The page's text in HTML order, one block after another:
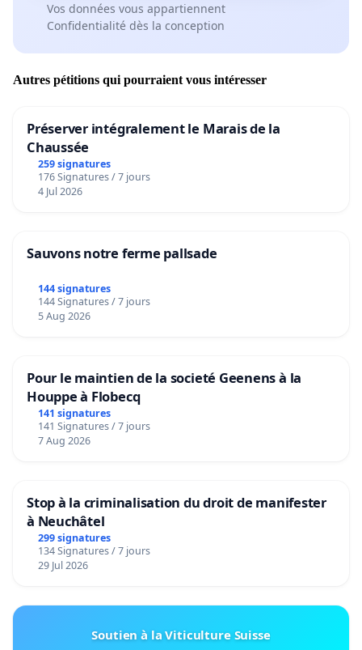
Vos données vous appartiennent
Confidentialité dès la conception
Autres pétitions qui pourraient vous intéresser
Préserver intégralement le Marais de la
Chaussée
259 signatures
176 Signatures / 7 jours
4 Jul 2026
Sauvons notre ferme pallsade
144 signatures
144 Signatures / 7 jours
5 Aug 2026
Pour le maintien de la societé Geenens à la
Houppe à Flobecq
141 signatures
141 Signatures / 7 jours
7 Aug 2026
Stop à la criminalisation du droit de manifester
à Neuchâtel
299 signatures
134 Signatures / 7 jours
29 Jul 2026
Soutien à la Viticulture Suisse